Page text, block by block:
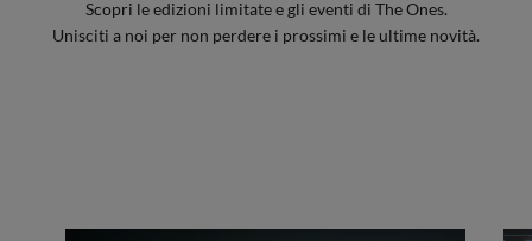
Scopri le edizioni limitate e gli eventi di The Ones.
Unisciti a noi per non perdere i prossimi e le ultime novità.